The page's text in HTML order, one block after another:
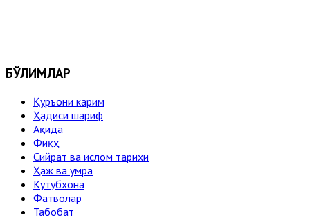
БЎЛИМЛАР
Қуръони карим
Ҳадиси шариф
Ақида
Фиқҳ
Сийрат ва ислом тарихи
Ҳаж ва умра
Кутубхона
Фатволар
Табобат